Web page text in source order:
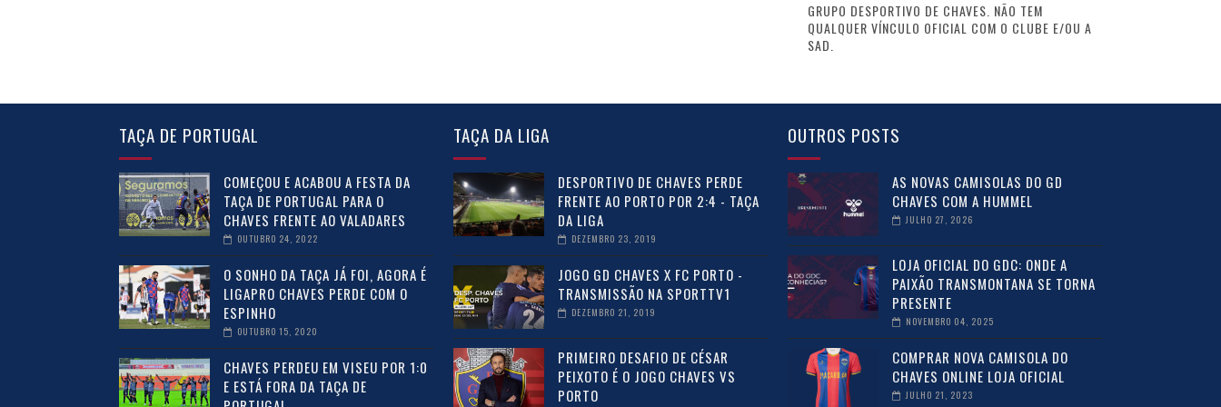
GRUPO DESPORTIVO DE CHAVES. NÃO TEM
QUALQUER VÍNCULO OFICIAL COM O CLUBE E/OU A
SAD.
TAÇA DE PORTUGAL
COMEÇOU E ACABOU A FESTA DA
TAÇA DE PORTUGAL PARA O
CHAVES FRENTE AO VALADARES
OUTUBRO 24, 2022
O SONHO DA TAÇA JÁ FOI, AGORA É
LIGAPRO CHAVES PERDE COM O
ESPINHO
OUTUBRO 15, 2020
CHAVES PERDEU EM VISEU POR 1:0
E ESTÁ FORA DA TAÇA DE
TAÇA DA LIGA
DESPORTIVO DE CHAVES PERDE
FRENTE AO PORTO POR 2:4 - TAÇA
DA LIGA
DEZEMBRO 23, 2019
JOGO GD CHAVES X FC PORTO -
TRANSMISSÃO NA SPORTTV1
DEZEMBRO 21, 2019
PRIMEIRO DESAFIO DE CÉSAR
PEIXOTO É O JOGO CHAVES VS
PORTO
OUTROS POSTS
AS NOVAS CAMISOLAS DO GD
CHAVES COM A HUMMEL
JULHO 27, 2026
LOJA OFICIAL DO GDC: ONDE A
PAIXÃO TRANSMONTANA SE TORNA
PRESENTE
NOVEMBRO 04, 2025
COMPRAR NOVA CAMISOLA DO
CHAVES ONLINE LOJA OFICIAL
JULHO 21, 2023